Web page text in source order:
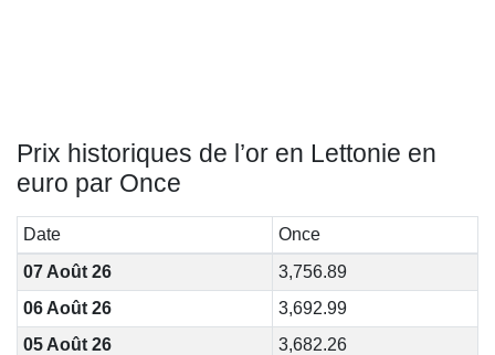
Prix historiques de l’or en Lettonie en
euro par Once
Date
Once
07 Août 26
3,756.89
06 Août 26
3,692.99
05 Août 26
3,682.26